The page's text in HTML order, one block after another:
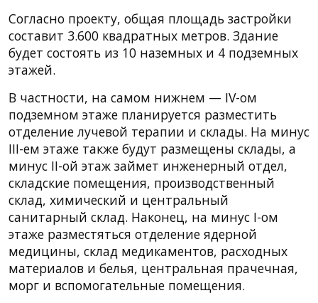
Согласно проекту, общая площадь застройки
составит 3.600 квадратных метров. Здание
будет состоять из 10 наземных и 4 подземных
этажей.
В частности, на самом нижнем — IV-ом
подземном этаже планируется разместить
отделение лучевой терапии и склады. На минус
III-ем этаже также будут размещены склады, а
минус II-ой этаж займет инженерный отдел,
складские помещения, производственный
склад, химический и центральный
санитарный склад. Наконец, на минус I-ом
этаже разместяться отделение ядерной
медицины, склад медикаментов, расходных
материалов и белья, центральная прачечная,
морг и вспомогательные помещения.